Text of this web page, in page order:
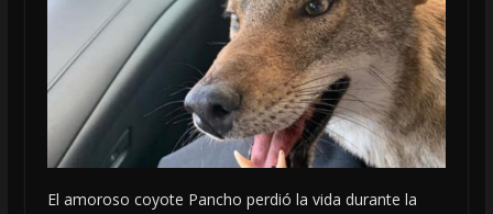
El amoroso coyote Pancho perdió la vida durante la